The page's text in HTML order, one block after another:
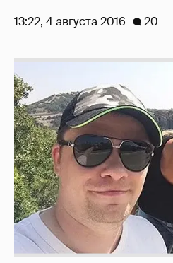
13:22, 4 августа 2016 20